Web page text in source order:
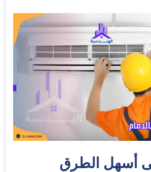
أسهل الطرق